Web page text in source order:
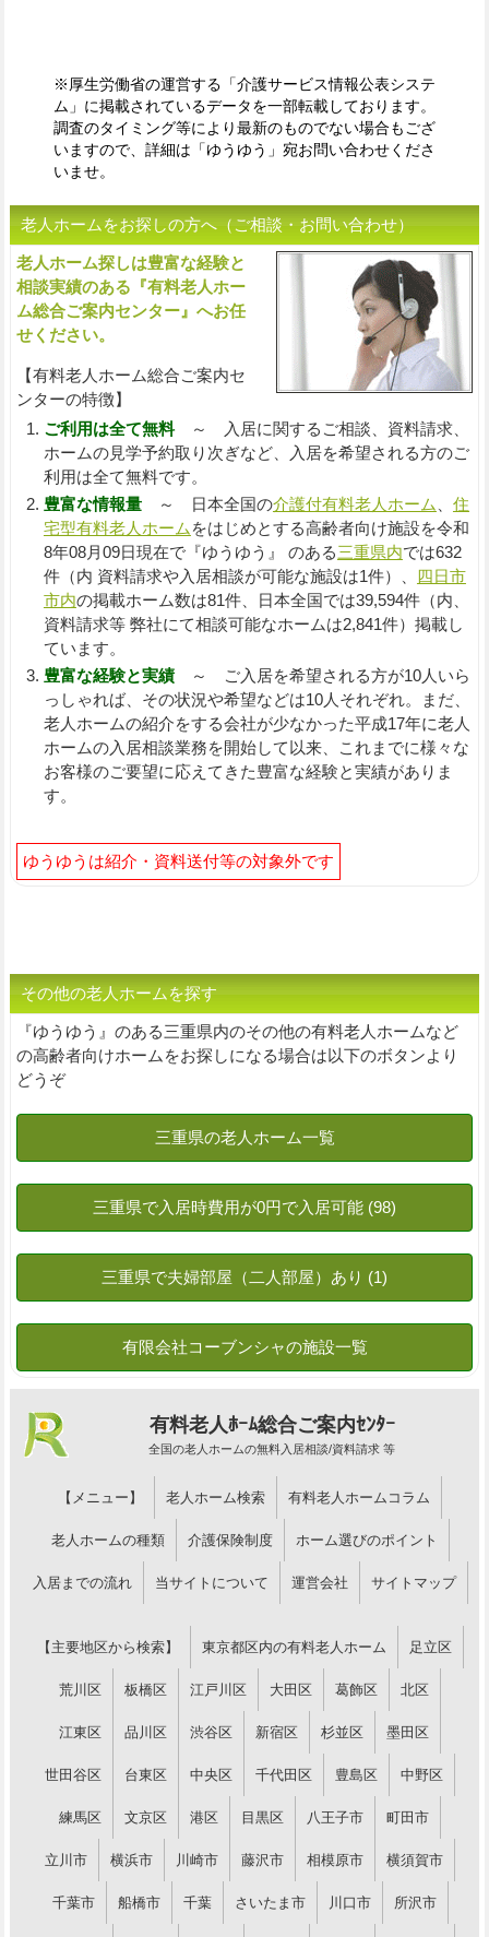
※厚生労働省の運営する「介護サービス情報公表システ
ム」に掲載されているデータを一部転載しております。
調査のタイミング等により最新のものでない場合もござ
いますので、詳細は「ゆうゆう」宛お問い合わせくださ
いませ。
老人ホームをお探しの方へ（ご相談・お問い合わせ）
老人ホーム探しは豊富な経験と
相談実績のある『有料老人ホー
ム総合ご案内センター』へお任
せください。
【有料老人ホーム総合ご案内セ
ンターの特徴】
ご利用は全て無料～ 入居に関するご相談、資料請求、
ホームの見学予約取り次ぎなど、入居を希望される方のご
利用は全て無料です。
豊富な情報量～ 日本全国の介護付有料老人ホーム
住
宅型有料老人ホーム をはじめとする高齢者向け施設を令和
8年08月09日現在で『ゆうゆう』 のある三重県内では632
件（内 資料請求や入居相談が可能な施設は1件）、 四日市
市内の掲載ホーム数は81件、日本全国では39,594件（内、
資料請求等 弊社にて相談可能なホームは2,841件）掲載し
ています。
豊富な経験と実績～ ご入居を希望される方が10人いら
っしゃれば、その状況や希望などは10人それぞれ。まだ、
老人ホームの紹介をする会社が少なかった平成17年に老人
ホームの入居相談業務を開始して以来、これまでに様々な
お客様のご要望に応えてきた豊富な経験と実績がありま
す。
ゆうゆうは紹介・資料送付等の対象外です
その他の老人ホームを探す
『ゆうゆう』のある三重県内のその他の有料老人ホームなど
の高齢者向けホームをお探しになる場合は以下のボタンより
どうぞ
有料老人ﾎｰﾑ総合ご案内ｾﾝﾀｰ
全国の老人ホームの無料入居相談/資料請求 等
【メニュー】 老人ホーム検索 有料老人ホームコラム
老人ホームの種類 介護保険制度 ホーム選びのポイント
入居までの流れ 当サイトについて 運営会社 サイトマップ
【主要地区から検索】 東京都区内の有料老人ホーム 足立区
荒川区 板橋区 江戸川区 大田区 葛飾区 北区
江東区 品川区 渋谷区 新宿区 杉並区 墨田区
世田谷区 台東区 中央区 千代田区 豊島区 中野区
練馬区 文京区 港区 目黒区 八王子市 町田市
立川市 横浜市 川崎市 藤沢市 相模原市 横須賀市
千葉市 船橋市 千葉 さいたま市 川口市 所沢市